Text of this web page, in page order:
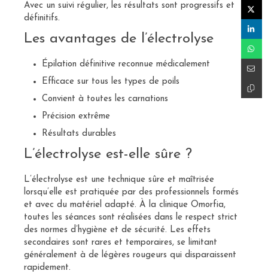
Avec un suivi régulier, les résultats sont progressifs et
définitifs.
Les avantages de l’électrolyse
Épilation définitive reconnue médicalement
Efficace sur tous les types de poils
Convient à toutes les carnations
Précision extrême
Résultats durables
L’électrolyse est-elle sûre ?
L’électrolyse est une technique sûre et maîtrisée
lorsqu’elle est pratiquée par des professionnels formés
et avec du matériel adapté. À la clinique Omorfia,
toutes les séances sont réalisées dans le respect strict
des normes d’hygiène et de sécurité. Les effets
secondaires sont rares et temporaires, se limitant
généralement à de légères rougeurs qui disparaissent
rapidement.